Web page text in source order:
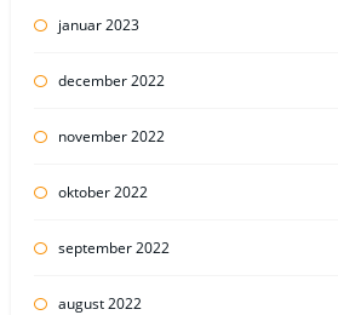
januar 2023
december 2022
november 2022
oktober 2022
september 2022
august 2022